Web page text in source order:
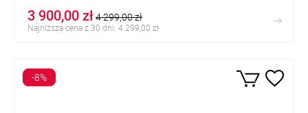
3 900,00 zł4 299,00 zł
Najniższa cena z 30 dni: 4 299,00 zł
-8%